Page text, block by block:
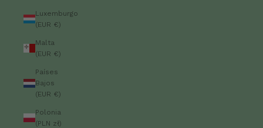
Luxemburgo
(EUR €)
Malta
(EUR €)
Países
Bajos
(EUR €)
Polonia
(PLN zł)